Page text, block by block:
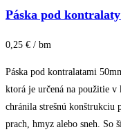
Páska pod
0,25 € / bm
Páska pod kontralatami
ktorá je určená na použitie
chránila strešnú konštrukciu
prach, hmyz alebo sneh. So